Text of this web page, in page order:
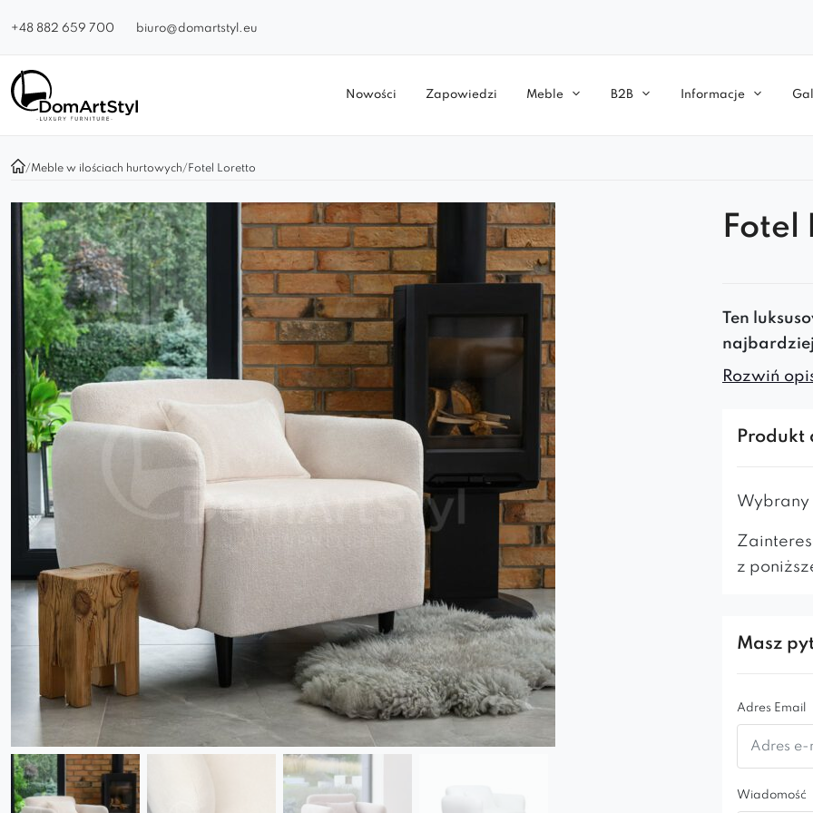
+48 882 659 700 biuro@domartstyl.eu
Nowości Zapowiedzi Meble B2B Informacje
/Meble w ilościach hurtowych/ Fotel Loretto
Fotel
Ten
oraz
Fotel
długie
czekając
stylowego
że będzie
Rozwiń
Produkt
Wybrany
z
Masz
Adres Email
Wiadomość